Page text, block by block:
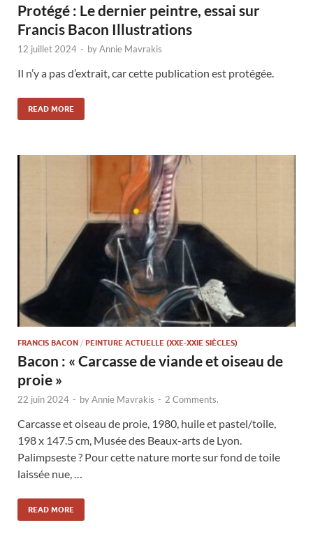
Protégé : Le dernier peintre, essai sur
Francis Bacon Illustrations
12 juillet 2024 - byAnnie Mavrakis
Il n’y a pas d’extrait, car cette publication est protégée.
READ MORE
FRANCIS BACON / PEINTURE ACTUELLE (XXE-XXIE SIÈCLES)
Bacon : « Carcasse de viande et oiseau de
proie »
22 juin 2024 - byAnnie Mavrakis - 2 Comments.
Carcasse et oiseau de proie, 1980, huile et pastel/toile,
198 x 147.5 cm, Musée des Beaux-arts de Lyon.
Palimpseste ? Pour cette nature morte sur fond de toile
laissée nue, …
READ MORE